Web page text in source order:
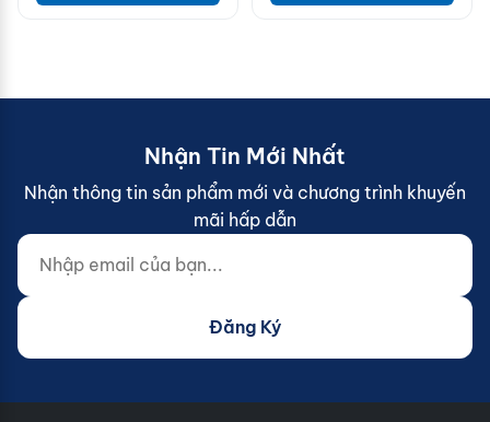
Nhận Tin Mới Nhất
Nhận thông tin sản phẩm mới và chương trình khuyến
mãi hấp dẫn
Nhập email của bạn...
Website (do not fill)
Đăng Ký